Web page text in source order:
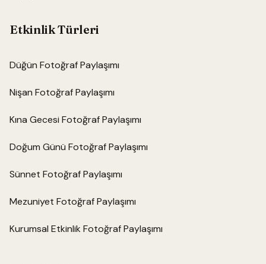
Etkinlik Türleri
Düğün Fotoğraf Paylaşımı
Nişan Fotoğraf Paylaşımı
Kına Gecesi Fotoğraf Paylaşımı
Doğum Günü Fotoğraf Paylaşımı
Sünnet Fotoğraf Paylaşımı
Mezuniyet Fotoğraf Paylaşımı
Kurumsal Etkinlik Fotoğraf Paylaşımı